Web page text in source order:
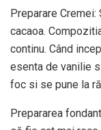
Preparare
cacaoa.
continu. Când
esenta de vanilie
foc si se pune la
Prepararea